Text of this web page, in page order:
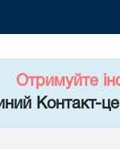
Отримуйте
Контакт-